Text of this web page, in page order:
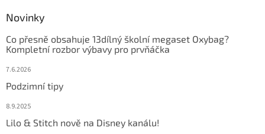
Novinky
Co přesně obsahuje 13dílný školní megaset Oxybag?
Kompletní rozbor výbavy pro prvňáčka
7.6.2026
Podzimní tipy
8.9.2025
Lilo & Stitch nově na Disney kanálu!